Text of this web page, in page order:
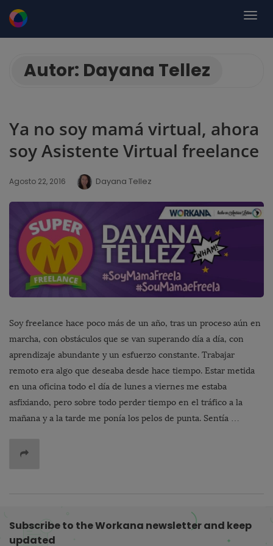
Autor: Dayana Tellez
Ya no soy mamá virtual, ahora
soy Asistente Virtual freelance
Agosto 22, 2016 Dayana Tellez
Soy freelance hace poco más de un año, tras un proceso aún en
marcha, con obstáculos que se van superando día a día, con
aprendizaje abundante y un esfuerzo constante. Trabajar
remoto era algo que deseaba desde hace tiempo. Estar metida
en una oficina todo el día de lunes a viernes me estaba
asfixiando, pero sobre todo perder tiempo en el tráfico a la
mañana y a la tarde me ponía los pelos de punta. Sentía …
Subscribe to the Workana newsletter and keep
updated